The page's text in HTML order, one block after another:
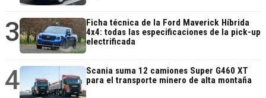
3
Ficha técnica de la Ford Maverick Híbrida
4x4: todas las especificaciones de la pick-up
electrificada
4
Scania suma 12 camiones Super G460 XT
para el transporte minero de alta montaña